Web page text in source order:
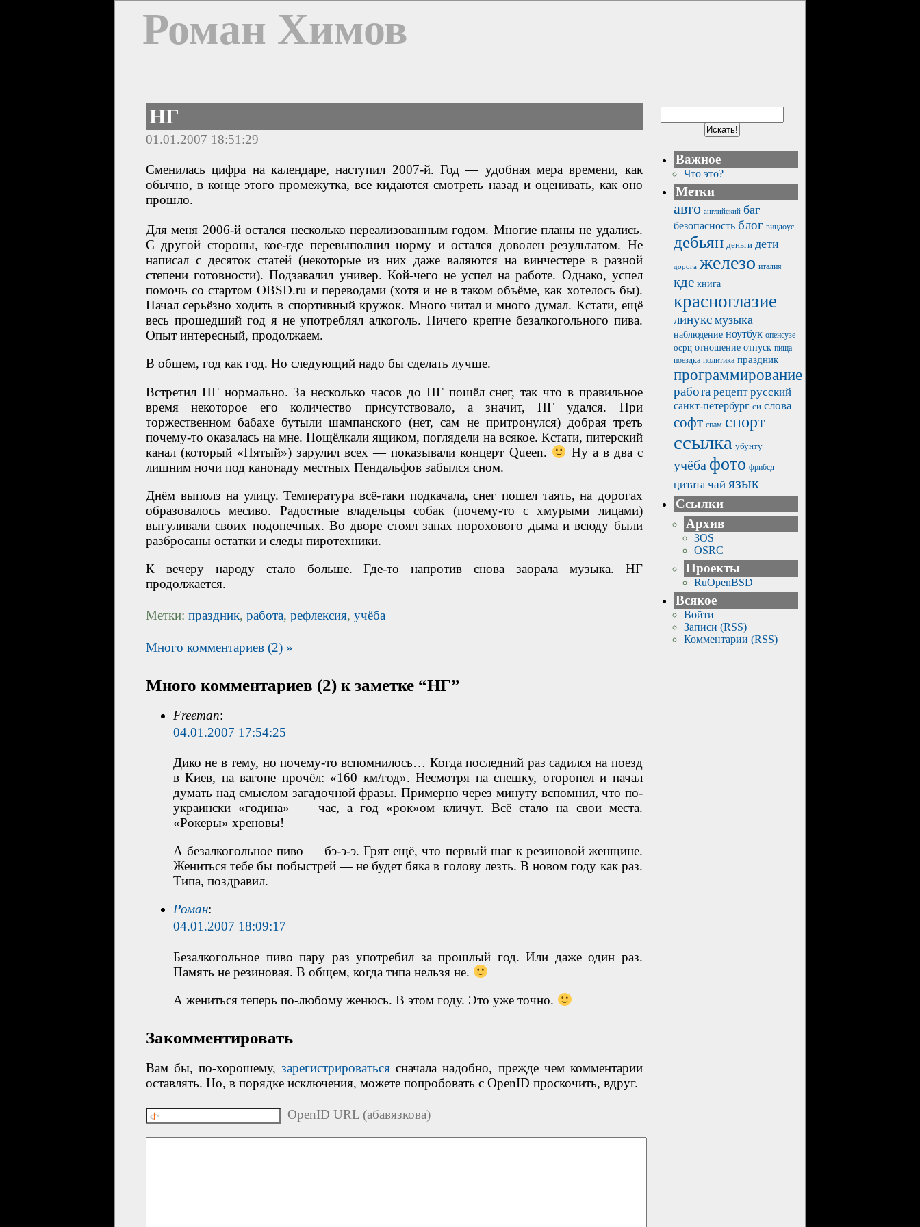
Роман Химов
НГ
01.01.2007 18:51:29
Сменилась цифра на календаре, наступил 2007-й. Год — удобная мера времени, как
обычно, в конце этого промежутка, все кидаются смотреть назад и оценивать, как оно
прошло.
Для меня 2006-й остался несколько нереализованным годом. Многие планы не удались.
С другой стороны, кое-где перевыполнил норму и остался доволен результатом. Не
написал с десяток статей (некоторые из них даже валяются на винчестере в разной
степени готовности). Подзавалил универ. Кой-чего не успел на работе. Однако, успел
помочь со стартом OBSD.ru и переводами (хотя и не в таком объёме, как хотелось бы).
Начал серьёзно ходить в спортивный кружок. Много читал и много думал. Кстати, ещё
весь прошедший год я не употреблял алкоголь. Ничего крепче безалкогольного пива.
Опыт интересный, продолжаем.
В общем, год как год. Но следующий надо бы сделать лучше.
Встретил НГ нормально. За несколько часов до НГ пошёл снег, так что в правильное
время некоторое его количество присутствовало, а значит, НГ удался. При
торжественном бабахе бутыли шампанского (нет, сам не притронулся) добрая треть
почему-то оказалась на мне. Пощёлкали ящиком, поглядели на всякое. Кстати, питерский
канал (который «Пятый») зарулил всех — показывали концерт Queen.
Ну а в два с
лишним ночи под канонаду местных Пендальфов забылся сном.
Днём выполз на улицу. Температура всё-таки подкачала, снег пошел таять, на дорогах
образовалось месиво. Радостные владельцы собак (почему-то с хмурыми лицами)
выгуливали своих подопечных. Во дворе стоял запах порохового дыма и всюду были
разбросаны остатки и следы пиротехники.
К вечеру народу стало больше. Где-то напротив снова заорала музыка. НГ
продолжается.
Метки: праздник, работа, рефлексия, учёба
Много комментариев (2) »
Много комментариев (2) к заметке “НГ”
Freeman:
04.01.2007 17:54:25
Дико не в тему, но почему-то вспомнилось… Когда последний раз садился на поезд
в Киев, на вагоне прочёл: «160 км/год». Несмотря на спешку, оторопел и начал
думать над смыслом загадочной фразы. Примерно через минуту вспомнил, что по-
украински «година» — час, а год «рок»ом кличут. Всё стало на свои места.
«Рокеры» хреновы!
А безалкогольное пиво — бэ-э-э. Грят ещё, что первый шаг к резиновой женщине.
Жениться тебе бы побыстрей — не будет бяка в голову лезть. В новом году как раз.
Типа, поздравил.
Роман:
04.01.2007 18:09:17
Безалкогольное пиво пару раз употребил за прошлый год. Или даже один раз.
Память не резиновая. В общем, когда типа нельзя не.
А жениться теперь по-любому женюсь. В этом году. Это уже точно.
Закомментировать
Вам бы, по-хорошему,зарегистрироваться сначала надобно, прежде чем комментарии
оставлять. Но, в порядке исключения, можете попробовать с OpenID проскочить, вдруг.
OpenID URL (абавязкова)
Важное
Что это?
Метки
авто английский баг
безопасность блог виндоус
дебьян деньги дети
дорога железо италия
кде книга
красноглазие
линукс музыка
наблюдение ноутбук опенсузе
осрц отношение отпуск пища
поездка политика праздник
программирование
работа рецепт русский
санкт-петербург си слова
софт спам спорт
ссылка убунту
учёба фото фрибсд
цитата чай язык
Ссылки
Архив
3OS
OSRC
Проекты
RuOpenBSD
Всякое
Войти
Записи (RSS)
Комментарии (RSS)